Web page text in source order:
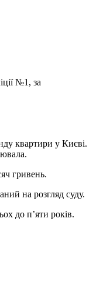
№1, за
квартири у Києві.
гривень.
на розгляд суду.
до п’яти років.